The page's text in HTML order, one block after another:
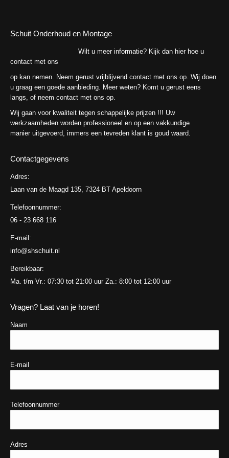
Schuit Onderhoud en Montage
Wilt u meer informatie? Kijk dan hier hoe u
contact met ons
op kan nemen. Neem gerust vrijblijvend contact met ons op. Wij doen
u graag een goede aanbieding. Meer weten? Komt u gerust eens
langs, of neem contact met ons op.
Wij gaan voor kwaliteit tegen schappelijke prijzen !!! Uw
werkzaamheden worden professioneel en op een vakkundige
manier uitgevoerd, immers een tevreden klant is goud waard.
Contactgegevens
Adres:
Laan van de Maagd 135, 7324 BT Apeldoorn
Telefoonnummer:
06 - 23 668 116
E-mail:
info@shschuit.nl
Bereikbaar:
Ma. t/m Vr.: 07:30 tot 21:00 uur Za.: 8:00 tot 12:00 uur
Vragen? Laat van je horen!
Naam
E-mail
Telefoonnummer
Adres